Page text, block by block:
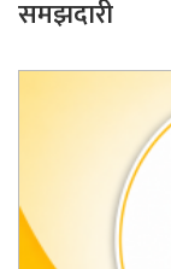
समझदारी